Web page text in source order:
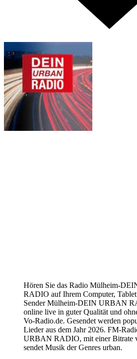
Hören Sie das Radio Mülheim-
RADIO auf Ihrem Computer,
Sender Mülheim-DEIN URBAN
online live in guter Qualität und
Vo-Radio.de. Gesendet werden
Lieder aus dem Jahr 2026. FM-
URBAN RADIO, mit einer Bitrate
sendet Musik der Genres urban.